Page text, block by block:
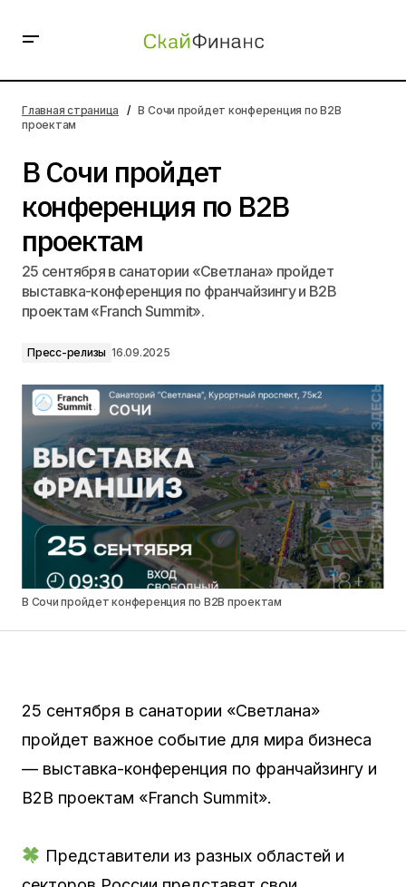
Главная страница
В Сочи пройдет конференция по B2B
проектам
В Сочи пройдет
конференция по B2B
проектам
25 сентября в санатории «Светлана» пройдет
выставка-конференция по франчайзингу и B2B
проектам «Franch Summit».
Пресс-релизы 16.09.2025
В Сочи пройдет конференция по B2B проектам
25 сентября в санатории «Светлана»
пройдет важное событие для мира бизнеса
— выставка-конференция по франчайзингу и
B2B проектам «Franch Summit».
Представители из разных областей и